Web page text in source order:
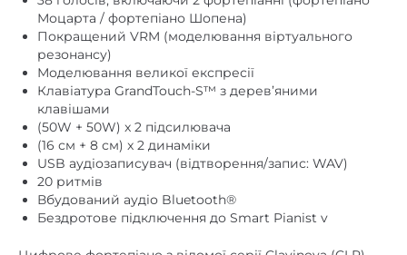
резонансу)
Моделювання великої експресії
Клавіатура GrandTouch-S™ з дерев’яними
клавішами
(50W + 50W) x 2 підсилювача
(16 см + 8 см) x 2 динаміки
USB аудіозаписувач (відтворення/запис: WAV)
20 ритмів
Вбудований аудіо Bluetooth®
Бездротове підключення до Smart Pianist v
Цифрове фортепіано з відомої серії Clavinova (CLP),
оснащене новою вдосконаленою клавіатурою
GrandTouch-S™ з дерев’яними клавішами та